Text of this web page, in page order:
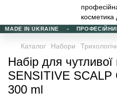
IN UKRAINE
Каталог Набори
Набір для чутливої
SENSITIVE SCALP
300 ml